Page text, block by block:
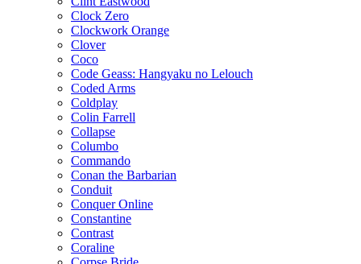
Clock Zero
Clockwork Orange
Clover
Coco
Code Geass: Hangyaku no Lelouch
Coded Arms
Coldplay
Colin Farrell
Collapse
Columbo
Commando
Conan the Barbarian
Conduit
Conquer Online
Constantine
Contrast
Coraline